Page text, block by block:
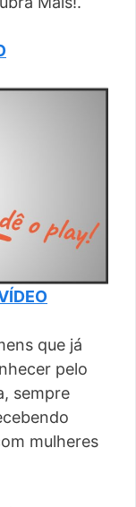
que já
pelo
sempre
mulheres